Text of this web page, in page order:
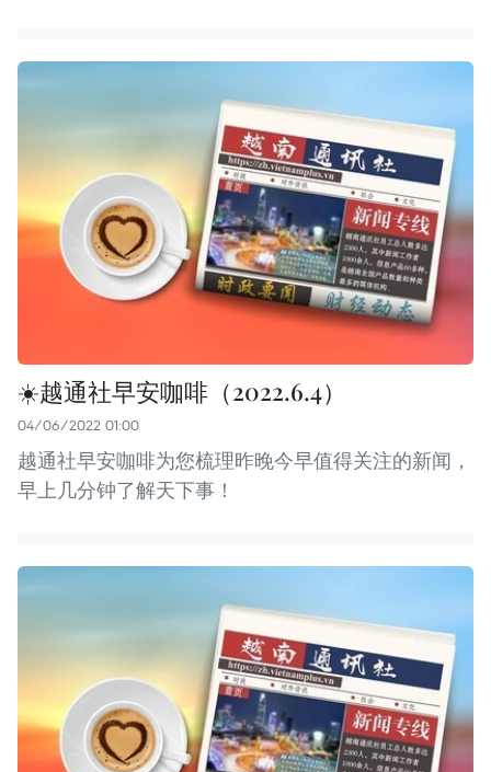
☀️越通社早安咖啡（2022.6.4）
04/06/2022 01:00
越通社早安咖啡为您梳理昨晚今早值得关注的新闻，
早上几分钟了解天下事！